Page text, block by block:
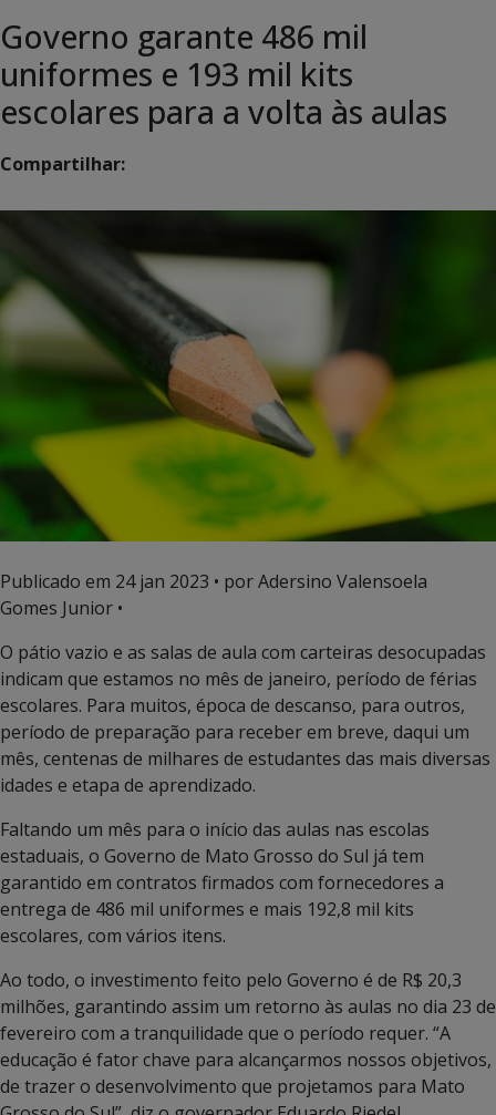
Governo garante 486 mil
uniformes e 193 mil kits
escolares para a volta às aulas
Compartilhar:
Publicado em 24 jan 2023 • por Adersino Valensoela
Gomes Junior •
O pátio vazio e as salas de aula com carteiras desocupadas
indicam que estamos no mês de janeiro, período de férias
escolares. Para muitos, época de descanso, para outros,
período de preparação para receber em breve, daqui um
mês, centenas de milhares de estudantes das mais diversas
idades e etapa de aprendizado.
Faltando um mês para o início das aulas nas escolas
estaduais, o Governo de Mato Grosso do Sul já tem
garantido em contratos firmados com fornecedores a
entrega de 486 mil uniformes e mais 192,8 mil kits
escolares, com vários itens.
Ao todo, o investimento feito pelo Governo é de R$ 20,3
milhões, garantindo assim um retorno às aulas no dia 23 de
fevereiro com a tranquilidade que o período requer. “A
educação é fator chave para alcançarmos nossos objetivos,
de trazer o desenvolvimento que projetamos para Mato